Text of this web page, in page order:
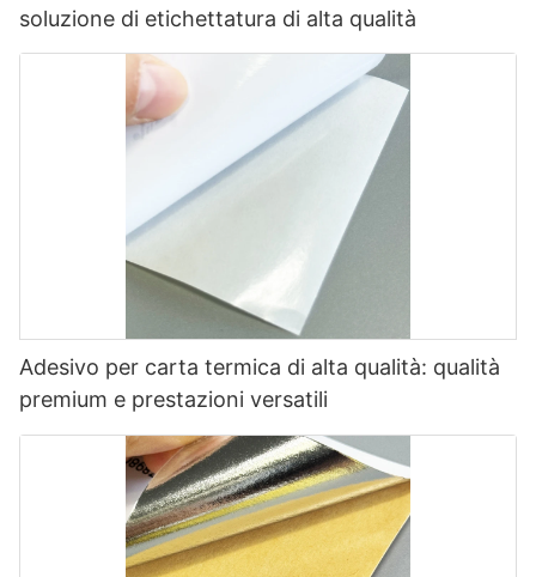
soluzione di etichettatura di alta qualità
Adesivo per carta termica di alta qualità: qualità
premium e prestazioni versatili